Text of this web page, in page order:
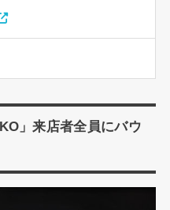
」来店者全員にバウ